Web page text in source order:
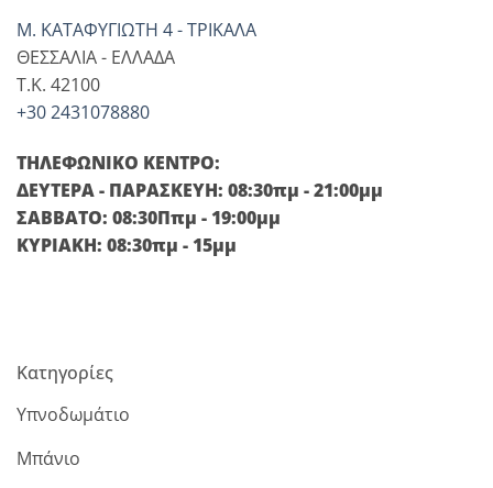
Μ. ΚΑΤΑΦΥΓΙΩΤΗ 4 - ΤΡΙΚΑΛΑ
ΘΕΣΣΑΛΙΑ - ΕΛΛΑΔΑ
T.K. 42100
+30 2431078880
ΤΗΛΕΦΩΝΙΚΟ ΚΕΝΤΡΟ:
ΔΕΥΤΕΡΑ - ΠΑΡΑΣΚΕΥΗ: 08:30πμ - 21:00μμ
ΣΑΒΒΑΤΟ: 08:30Ππμ - 19:00μμ
ΚΥΡΙΑΚΗ: 08:30πμ - 15μμ
Κατηγορίες
Υπνοδωμάτιο
Μπάνιο